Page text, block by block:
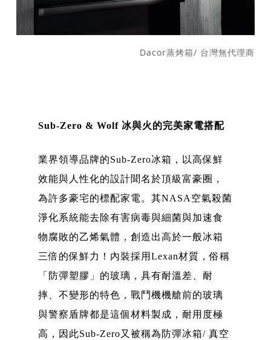
Dacor蒸烤箱/ 台灣無代理商
Sub-Zero & Wolf 冰與火的完美家電搭配
業界領導品牌的Sub-Zero冰箱，以高保鮮
效能與人性化的設計聞名於頂級富豪圈，
為許多豪宅的標配家電。其NASA空氣殺菌
淨化系統能去除有害病毒與細菌與加速食
物腐敗的乙烯氣體，創造出高於一般冰箱
三倍的保鮮力！內裝採用Lexan材質，俗稱
「防彈塑膠」的玻璃，具有耐溫差、耐
摔、不變形的特色，戰鬥機機艙前的玻璃
與警察盾牌都是這個材料製成，耐用度極
高，因此Sub-Zero又被稱為防彈冰箱/ 真空